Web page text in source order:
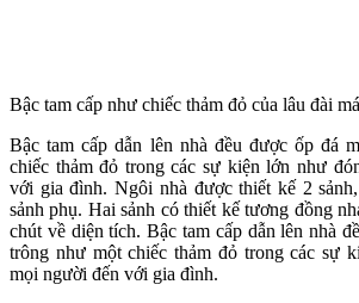
Bậc tam cấp như chiếc thảm đỏ của lâu đài
Bậc tam cấp dẫn lên nhà đều được ốp đá
chiếc thảm đỏ trong các sự kiện lớn như
với gia đình. Ngôi nhà được thiết kế 2
sảnh phụ. Hai sảnh có thiết kế tương đồng
chút về diện tích. Bậc tam cấp dẫn lên nhà
trông như một chiếc thảm đỏ trong các sự
mọi người đến với gia đình.